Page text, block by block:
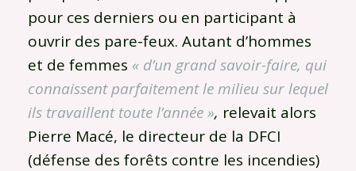
pour ces derniers ou en participant à
ouvrir des pare-feux. Autant d’hommes
et de femmes « d’un grand savoir-faire, qui
connaissent parfaitement le milieu sur lequel
ils travaillent toute l’année », relevait alors
Pierre Macé, le directeur de la DFCI
(défense des forêts contre les incendies)